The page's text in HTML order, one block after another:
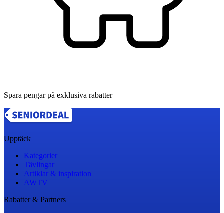
Spara pengar på exklusiva rabatter
Upptäck
Kategorier
Tävlingar
Artiklar & inspiration
AWTV
Rabatter & Partners